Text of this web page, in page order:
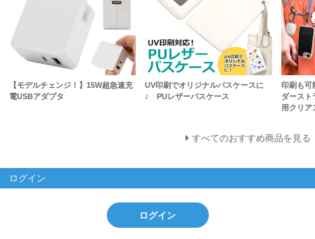
【モデルチェンジ！】15W超急速充
電USBアダプタ
UV印刷でオリジナルパスケースに
♪ PUレザーパスケース
印刷も可
ダースト
用クリア
すべてのおすすめ商品を見る
ログイン
ログイン